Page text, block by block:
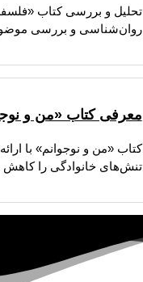
تحلیل و بررسی کتاب
روان‌شناسی و بررسی
معرفی کتاب «من و
کتاب «من و نوجوانم» با
تنش‌های خانوادگی را کاهش